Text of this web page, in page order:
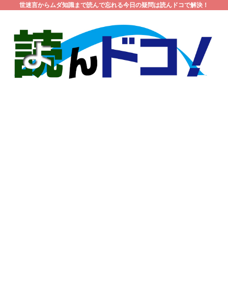
世迷言からムダ知識まで読んで忘れる今日の疑問は読んドコで解決！